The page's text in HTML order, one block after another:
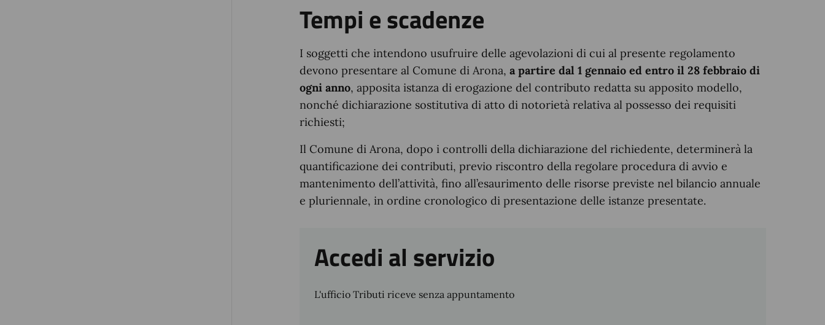
Tempi e scadenze
I soggetti che intendono usufruire delle agevolazioni di cui al presente regolamento
devono presentare al Comune di Arona, a partire dal 1 gennaio ed entro il 28 febbraio di
ogni anno, apposita istanza di erogazione del contributo redatta su apposito modello,
nonché dichiarazione sostitutiva di atto di notorietà relativa al possesso dei requisiti
richiesti;
Il Comune di Arona, dopo i controlli della dichiarazione del richiedente, determinerà la
quantificazione dei contributi, previo riscontro della regolare procedura di avvio e
mantenimento dell’attività, fino all’esaurimento delle risorse previste nel bilancio annuale
e pluriennale, in ordine cronologico di presentazione delle istanze presentate.
Accedi al servizio
L'ufficio Tributi riceve senza appuntamento